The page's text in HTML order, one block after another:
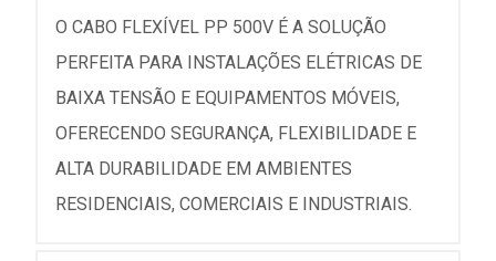
O CABO FLEXÍVEL PP 500V É A SOLUÇÃO
PERFEITA PARA INSTALAÇÕES ELÉTRICAS DE
BAIXA TENSÃO E EQUIPAMENTOS MÓVEIS,
OFERECENDO SEGURANÇA, FLEXIBILIDADE E
ALTA DURABILIDADE EM AMBIENTES
RESIDENCIAIS, COMERCIAIS E INDUSTRIAIS.